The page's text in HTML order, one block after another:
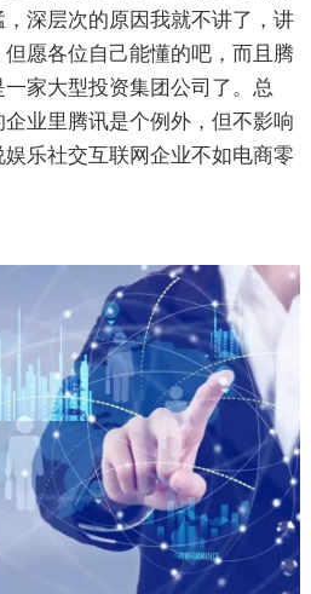
深层次的原因我就不讲了，讲
愿各位自己能懂的吧，而且腾
家大型投资集团公司了。总
业里腾讯是个例外，但不影响
乐社交互联网企业不如电商零